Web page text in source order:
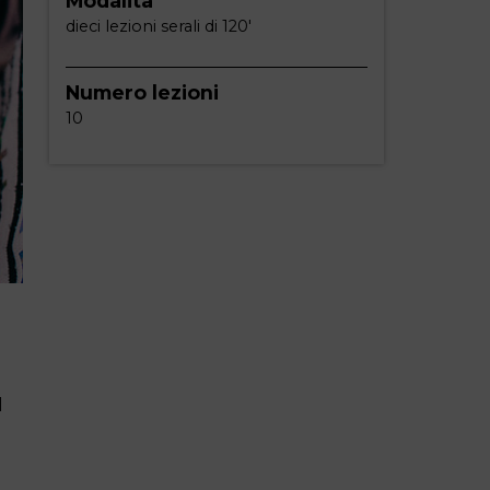
dieci lezioni serali di 120'
Numero lezioni
10